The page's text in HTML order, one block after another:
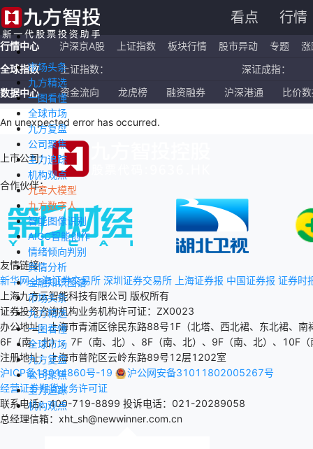
看点 行情
市场头条
九方精选
一图看懂
全球市场
九方复盘
公司聚焦
主力追踪
机构观点
九章大模型
九方数字人
智能图像识别
AIGC智能创作
情绪倾向判别
舆情分析
金融知识图谱
市场头条
九方精选
一图看懂
全球市场
九方复盘
公司聚焦
主力追踪
机构观点
行情中心 沪深京A股 上证指数 板块行情 股市异动 专题
涨
全球指数
上证指数：
深证成指：
恒生指数：
国企指数：
纳斯达克ETF：
数据中心 资金流向 龙虎榜 融资融券 沪深港通 比价
An unexpected error has occurred.
上市公司：
合作伙伴：
友情链接：
新华网 上海证券交易所 深圳证券交易所 上海证券报 中国证券报 证券时
上海九方云智能科技有限公司 版权所有
证券投资咨询机构业务机构许可证：ZX0023
办公地址：上海市青浦区徐民东路88号1F（北塔、西北裙、东北裙、
6F（南、北）、7F（南、北）、8F（南、北）、9F（南、北）、10F
注册地址：上海市普陀区云岭东路89号12层1202室
沪ICP备18014860号-19
沪公网安备31011802005267号
经营证券期货业务许可证
联系电话：400-719-8899 投诉电话：021-20289058
总经理信箱：xht_sh@newwinner.com.cn